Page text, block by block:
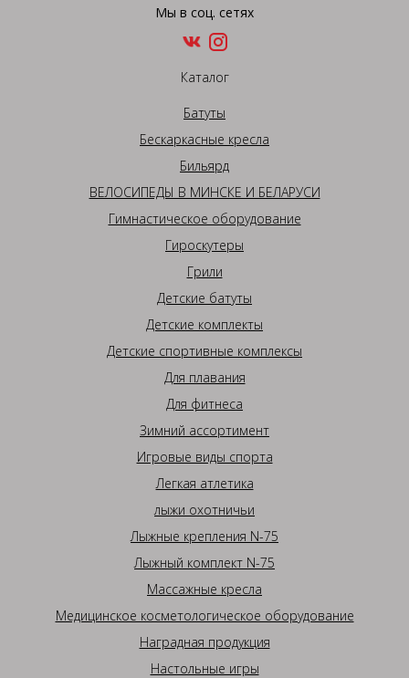
Мы в соц. сетях
Каталог
Батуты
Бескаркасные кресла
Бильярд
ВЕЛОСИПЕДЫ В МИНСКЕ И БЕЛАРУСИ
Гимнастическое оборудование
Гироскутеры
Грили
Детские батуты
Детские комплекты
Детские спортивные комплексы
Для плавания
Для фитнеса
Зимний ассортимент
Игровые виды спорта
Легкая атлетика
лыжи охотничьи
Лыжные крепления N-75
Лыжный комплект N-75
Массажные кресла
Медицинское косметологическое оборудование
Наградная продукция
Настольные игры